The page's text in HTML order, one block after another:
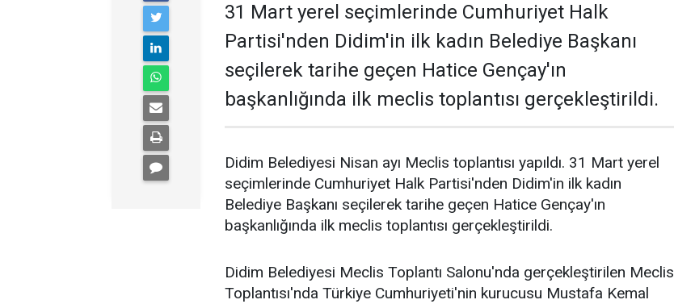
31 Mart yerel seçimlerinde Cumhuriyet Halk
Partisi'nden Didim'in ilk kadın Belediye Başkanı
seçilerek tarihe geçen Hatice Gençay'ın
başkanlığında ilk meclis toplantısı gerçekleştirildi.
Didim Belediyesi Nisan ayı Meclis toplantısı yapıldı. 31 Mart yerel
seçimlerinde Cumhuriyet Halk Partisi'nden Didim'in ilk kadın
Belediye Başkanı seçilerek tarihe geçen Hatice Gençay'ın
başkanlığında ilk meclis toplantısı gerçekleştirildi.
Didim Belediyesi Meclis Toplantı Salonu'nda gerçekleştirilen Meclis
Toplantısı'nda Türkiye Cumhuriyeti'nin kurucusu Mustafa Kemal